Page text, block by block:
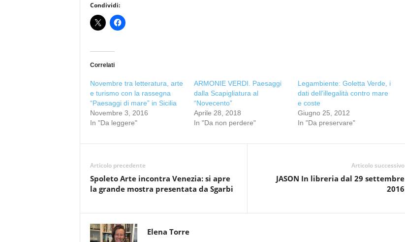
Condividi:
Correlati
Novembre tra letteratura, arte
e turismo con la rassegna
“Paesaggi di mare” in Sicilia
Novembre 3, 2016
In "Da leggere"
ARMONIE VERDI. Paesaggi
dalla Scapigliatura al
“Novecento”
Aprile 28, 2018
In "Da non perdere"
Legambiente: Goletta Verde, i
dati dell’illegalità contro mare
e coste
Giugno 25, 2012
In "Da preservare"
Articolo precedente
Spoleto Arte incontra Venezia: si apre
la grande mostra presentata da Sgarbi
Articolo successivo
JASON In libreria dal 29 settembre
2016
Elena Torre